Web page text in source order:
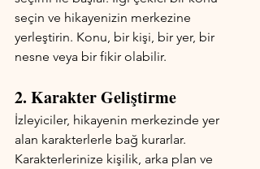
seçin ve hikayenizin merkezine
yerleştirin. Konu, bir kişi, bir yer, bir
nesne veya bir fikir olabilir.
2. Karakter Geliştirme
İzleyiciler, hikayenin merkezinde yer
alan karakterlerle bağ kurarlar.
Karakterlerinize kişilik, arka plan ve